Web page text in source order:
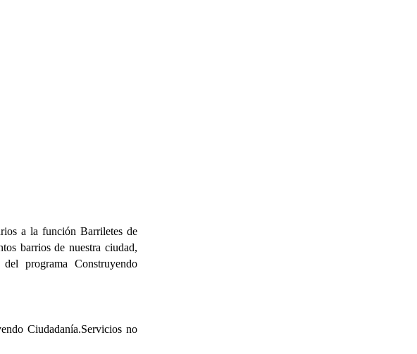
a la función Barriletes de
barrios de nuestra ciudad,
programa Construyendo
Ciudadanía.Servicios no